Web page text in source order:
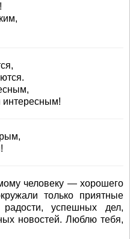
человеку — хорошего
только приятные
успешных дел,
новостей. Люблю тебя,